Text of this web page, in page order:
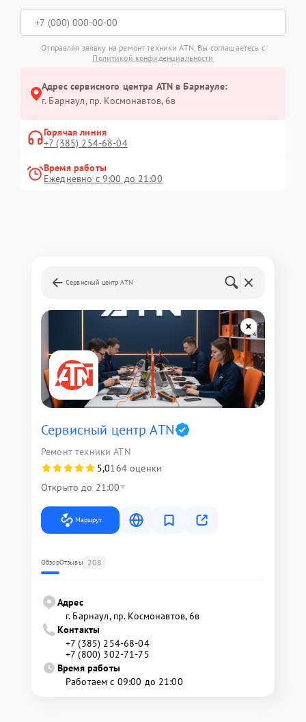
Отправляя заявку на ремонт техники ATN, Вы соглашаетесь с
Политикой конфиденциальности
Адрес сервисного центра ATN в Барнауле:
г. Барнаул, ​пр. Космонавтов, 6в
Горячая линия
+7 (385) 254-68-04
Время работы
Ежедневно с 9:00 до 21:00
Сервисный центр ATN
Сервисный центр ATN
Ремонт техники ATN
5,0164 оценки
Открыто до 21:00
Маршрут
ОбзорОтзывы 208
Адрес
г. Барнаул, ​пр. Космонавтов, 6в
Контакты
+7 (385) 254-68-04
+7 (800) 302-71-75
Время работы
Работаем с 09:00 до 21:00